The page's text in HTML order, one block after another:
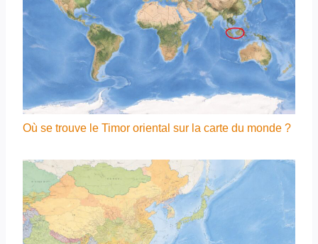
Où se trouve le Timor oriental sur la carte du monde ?